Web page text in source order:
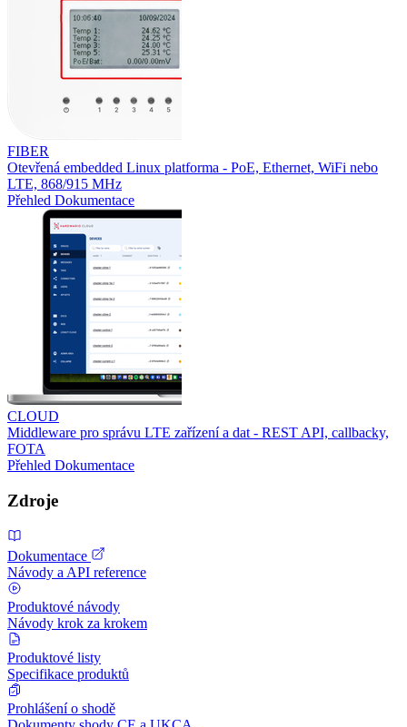
FIBER
Otevřená embedded Linux platforma - PoE, Ethernet, WiFi nebo
LTE, 868/915 MHz
Přehled Dokumentace
CLOUD
Middleware pro správu LTE zařízení a dat - REST API, callbacky,
FOTA
Přehled Dokumentace
Zdroje
Dokumentace
Návody a API reference
Produktové návody
Návody krok za krokem
Produktové listy
Specifikace produktů
Prohlášení o shodě